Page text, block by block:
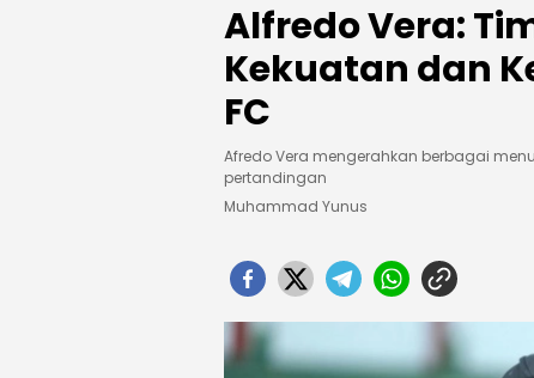
Alfredo Vera:
Kekuatan dan
FC
Afredo Vera mengerahkan berbagai
pertandingan
Muhammad Yunus